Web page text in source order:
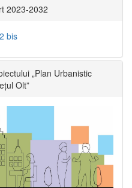
2023-2032
bis
„Plan Urbanistic
Olt”